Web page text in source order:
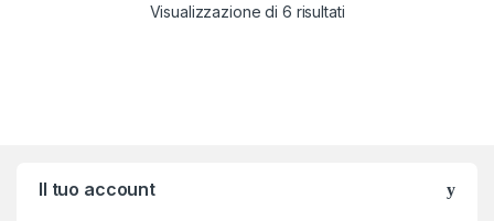
Visualizzazione di 6 risultati
Il tuo account